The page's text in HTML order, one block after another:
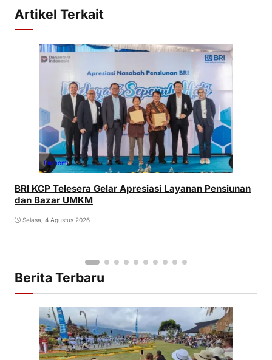
Artikel Terkait
Ekonomi
BRI KCP Telesera Gelar Apresiasi Layanan Pensiunan
dan Bazar UMKM
Selasa, 4 Agustus 2026
Berita Terbaru